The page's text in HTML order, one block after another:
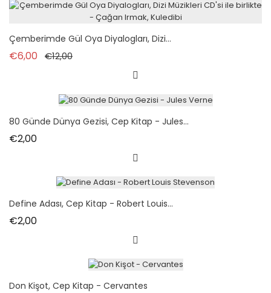
Çemberimde Gül Oya Diyalogları, Dizi...
€6,00 Normal fiyat
€12,00Fiyat
80 Günde Dünya Gezisi, Cep Kitap - Jules...
€2,00Fiyat
Define Adası, Cep Kitap - Robert Louis...
€2,00Fiyat
Don Kişot, Cep Kitap - Cervantes